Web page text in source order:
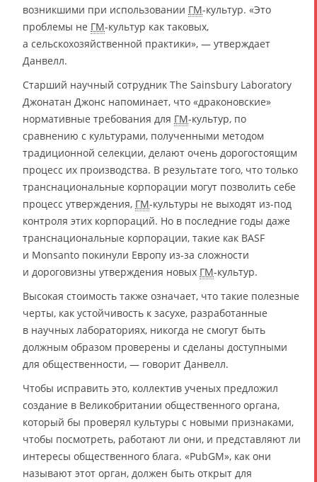
возникшими при использовании ГМ-культур. «Это
проблемы не ГМ-культур как таковых,
а сельскохозяйственной практики», — утверждает
Данвелл.
Старший научный сотрудник The Sainsbury Laboratory
Джонатан Джонс напоминает, что «драконовские»
нормативные требования для ГМ-культур, по
сравнению с культурами, полученными методом
традиционной селекции, делают очень дорогостоящим
процесс их производства. В результате того, что только
транснациональные корпорации могут позволить себе
процесс утверждения, ГМ-культуры не выходят из-под
контроля этих корпораций. Но в последние годы даже
транснациональные корпорации, такие как BASF
и Monsanto покинули Европу из-за сложности
и дороговизны утверждения новых ГМ-культур.
Высокая стоимость также означает, что такие полезные
черты, как устойчивость к засухе, разработанные
в научных лабораториях, никогда не смогут быть
должным образом проверены и сделаны доступными
для общественности, — говорит Данвелл.
Чтобы исправить это, коллектив ученых предложил
создание в Великобритании общественного органа,
который бы проверял культуры с новыми признаками,
чтобы посмотреть, работают ли они, и представляют ли
интересы общественного блага. «PubGM», как они
называют этот орган, должен быть открыт для